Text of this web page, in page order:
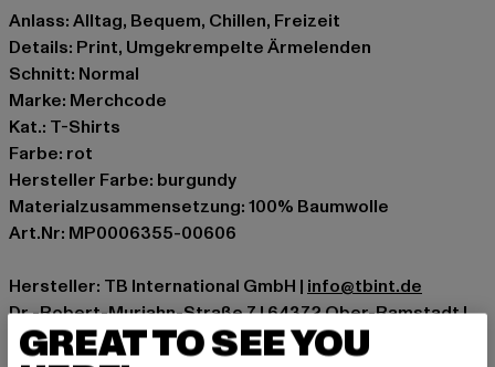
Anlass: Alltag, Bequem, Chillen, Freizeit
Details: Print, Umgekrempelte Ärmelenden
Schnitt: Normal
Marke: Merchcode
Kat.: T-Shirts
Farbe: rot
Hersteller Farbe: burgundy
Materialzusammensetzung: 100% Baumwolle
Art.Nr: MP0006355-00606
Hersteller: TB International GmbH | info@tbint.de
Dr.-Robert-Murjahn-Straße 7 | 64372 Ober-Ramstadt |
DE
GREAT TO SEE YOU